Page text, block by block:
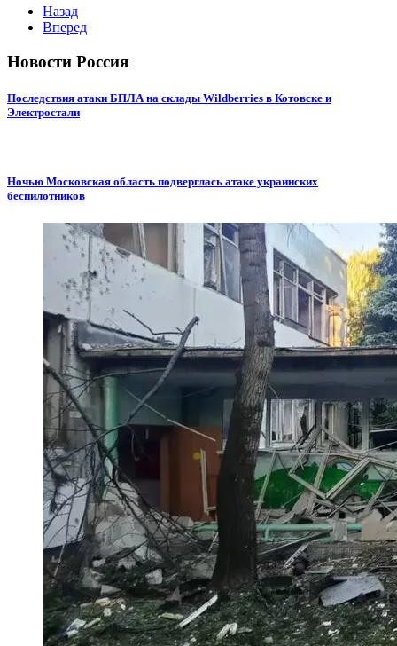
Назад
Вперед
Новости Россия
Последствия атаки БПЛА на склады Wildberries в Котовске и
Электростали
Ночью Московская область подверглась атаке украинских
беспилотников